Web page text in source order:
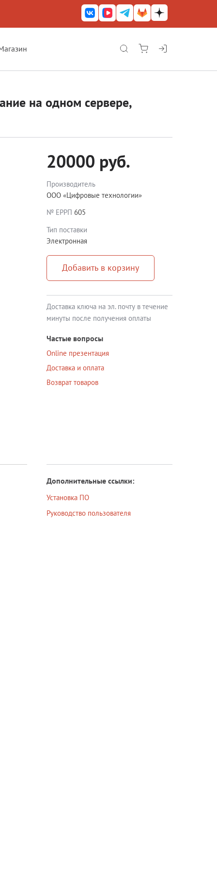
КриптоАРМ ГОСТ
КриптоАРМ Server
КриптоАРМ ID
КриптоАРМ для 1С-Битрикс
Документация
Получить КЭП
Полная версия сайта
на одном сервере,
20000 руб.
Производитель
ООО «Цифровые технологии»
№ ЕРРП 605
Тип поставки
Электронная
Добавить в корзину
Доставка ключа на эл. почту в течение
минуты после получения оплаты
Частые вопросы
Online презентация
Доставка и оплата
Возврат товаров
Дополнительные ссылки:
Установка ПО
Руководство пользователя